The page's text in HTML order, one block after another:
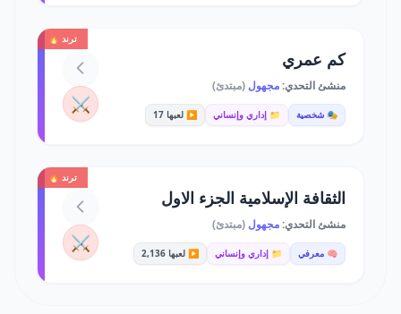
ترند 🔥
كم عمري
منشئ التحدي:مجهول (مبتدئ)
🎭 شخصية 📁 إداري وإنساني ▶️ لعبها 17 ⚔️
ترند 🔥
الثقافة الإسلامية الجزء الاول
منشئ التحدي:مجهول (مبتدئ)
🧠 معرفي 📁 إداري وإنساني ▶️ لعبها 2,136 ⚔️